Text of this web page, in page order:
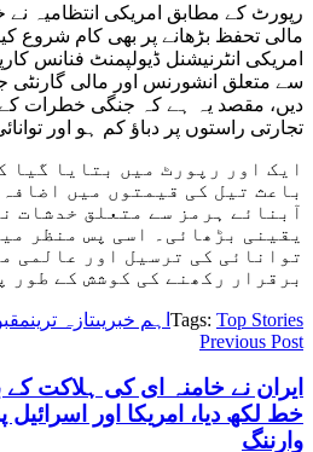
رپورٹ کے مطابق امریکی انتظامیہ نے
مالی تحفظ بڑھانے پر بھی کام شروع
امریکی انٹرنیشنل ڈیولپمنٹ فنانس
سے متعلق انشورنس اور مالی گارنٹی
دیں، مقصد یہ ہے کہ جنگی خطرات کے
تجارتی راستوں پر دباؤ کم ہو اور
ایک اور رپورٹ میں بتایا گیا
باعث تیل کی قیمتوں میں
آبنائے ہرمز سے متعلق خدشات
یقینی بڑھائی۔ اسی پس منظر
توانائی کی ترسیل اور عالمی
برقرار رکھنے کی کوشش کے طور
Tags: Top Stories اہم خبریںتازہ ترین
Previous Post
ایران نے خامنہ ای کی ہلاکت کے
خط لکھ دیا، امریکا اور
وارننگ